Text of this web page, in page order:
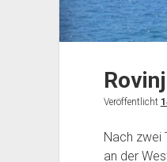
Veröffentlicht
Nach zwei
an der